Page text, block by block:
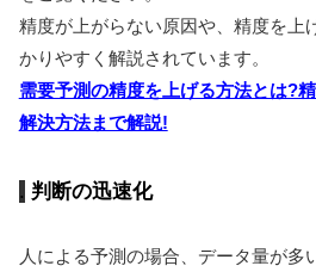
精度が上がらない原因や、精度を上
かりやすく解説されています。
需要予測の精度を上げる方法とは?
解決方法まで解説!
判断の迅速化
人による予測の場合、データ量が多